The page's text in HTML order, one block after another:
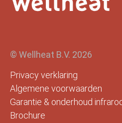
© Wellheat B.V. 2026
Privacy verklaring
Algemene voorwaarden
Garantie & onderhoud
Brochure